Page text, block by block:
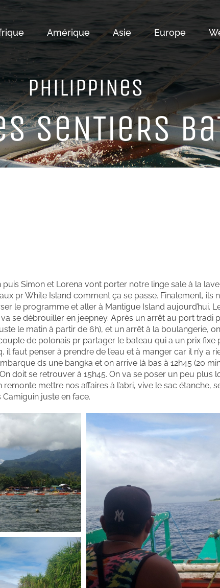
Amérique Asie Europe
PHiLiPPiNeS
SeNTieRS
puis Simon et Lorena vont porter notre linge sale à la
pr White Island comment ça se passe. Finalement, ils
le programme et aller à Mantigue Island aujourd’hui.
se débrouiller en jeepney. Après un arrêt au port tradi
le matin à partir de 6h), et un arrêt à la boulangerie,
de polonais pr partager le bateau qui a un prix fixe
faut penser à prendre de l’eau et à manger car il n’y a
ds une bangka et on arrive là bas à 12h45 (20
doit se retrouver à 15h45. On va se poser un peu plus
mettre nos affaires à l’abri, vive le sac étanche,
juste en face.